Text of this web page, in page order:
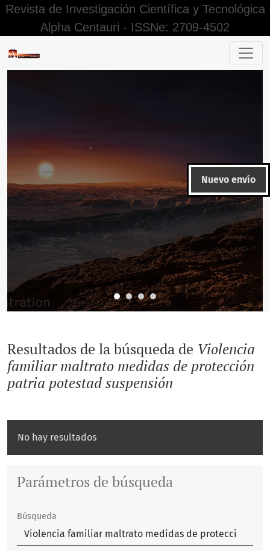
Revista de Investigación Científica y Tecnológica
Alpha Centauri - ISSNe: 2709-4502
Nuevo envío
Resultados de la búsqueda de Violencia
familiar maltrato medidas de protección
patria potestad suspensión
No hay resultados
Parámetros de búsqueda
Búsqueda